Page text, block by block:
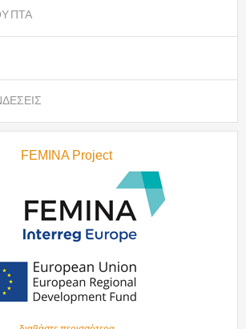
ΠΤΑ
FEMINA Project